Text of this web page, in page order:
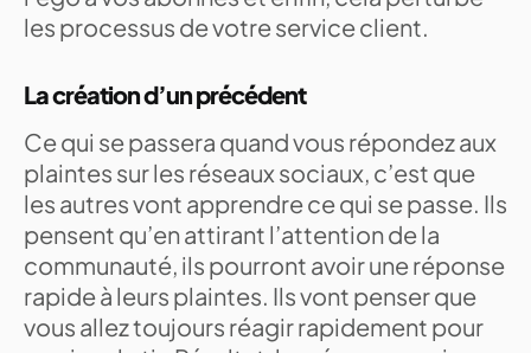
les processus de votre service client.
La création d’un précédent
Ce qui se passera quand vous répondez aux
plaintes sur les réseaux sociaux, c’est que
les autres vont apprendre ce qui se passe. Ils
pensent qu’en attirant l’attention de la
communauté, ils pourront avoir une réponse
rapide à leurs plaintes. Ils vont penser que
vous allez toujours réagir rapidement pour